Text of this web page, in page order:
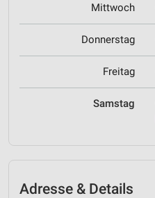
Mittwoch
Donnerstag
Freitag
Samstag
Adresse & Details